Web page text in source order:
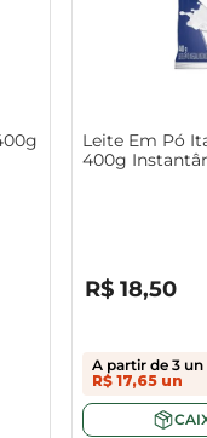
Leite Em Pó
400g
R$ 18,50
A partir de3 un
R$ 17,65 un